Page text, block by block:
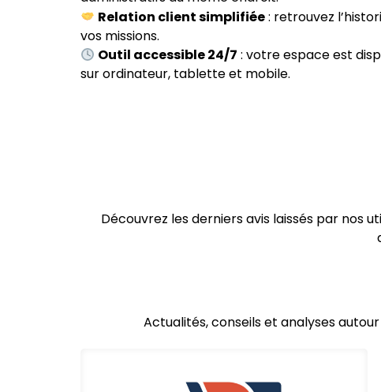
Relation client simplifiée: retrouvez
vos missions.
Outil accessible 24/7 : votre espace est
sur ordinateur, tablette et mobile.
Découvrez les derniers avis laissés par
Actualités, conseils et analyses